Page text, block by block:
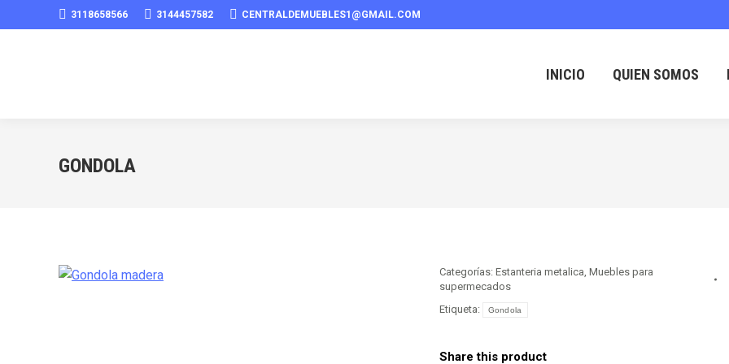
3118658566 3144457582 CENTRALDEMUEBLES1@GMAIL.COM
INICIO QUIEN SOMOS
GONDOLA
Categorías: Estanteria metalica, Muebles para
supermecados
Etiqueta:
Gondola
Share this product